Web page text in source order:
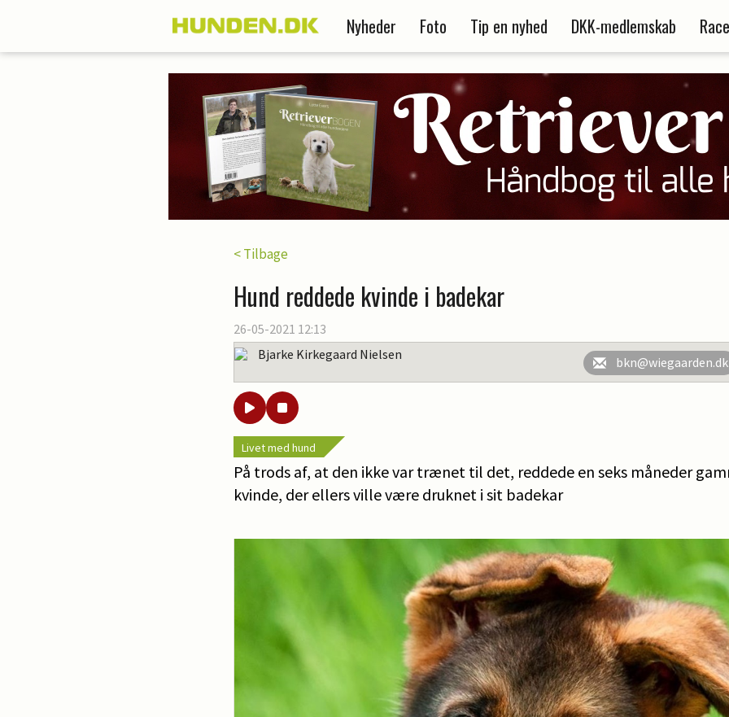
Nyheder Foto Tip en nyhed DKK-medlemskab
< Tilbage
Hund reddede kvinde i badekar
26-05-2021 12:13
Bjarke Kirkegaard Nielsen
bkn@wiegaarden.dk
Livet med hund
På trods af, at den ikke var trænet til det, reddede en seks måneder
kvinde, der ellers ville være druknet i sit badekar